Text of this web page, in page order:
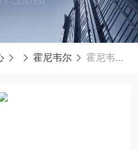
霍尼韦尔 霍尼韦尔扩散式四气体监测仪MCXL-XWHM-Y3